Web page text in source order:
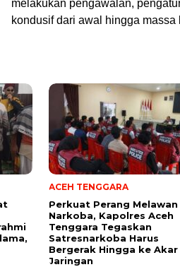
melakukan pengawalan,
kondusif dari awal hingga massa
ACEH TENGGARA
Perkuat Perang Melawan
Narkoba, Kapolres Aceh
Tenggara Tegaskan
Satresnarkoba Harus
Bergerak Hingga ke Akar
Jaringan